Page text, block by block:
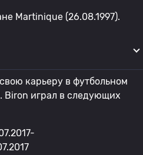
Martinique (26.08.1997).
карьеру в футбольном
Biron играл в следующих